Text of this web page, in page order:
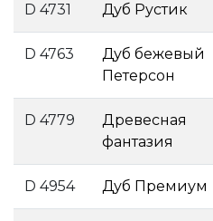
D 4731 Дуб Рустик
D 4763
Дуб бежевый
Петерсон
D 4779
Древесная
фантазия
D 4954 Дуб Премиум